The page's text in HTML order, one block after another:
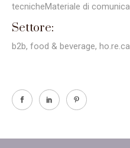
tecnicheMateriale di
Settore:
b2b, food & beverage, ho.re.ca